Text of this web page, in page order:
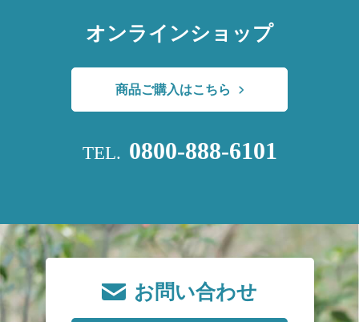
オンラインショップ
商品ご購入はこちら
TEL. 0800-888-6101
お問い合わせ